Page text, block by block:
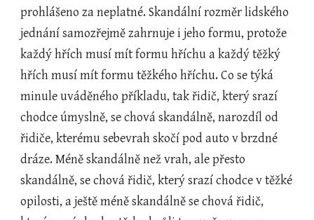
prohlášeno za neplatné. Skandální rozměr lidského
jednání samozřejmě zahrnuje i jeho formu, protože
každý hřích musí mít formu hříchu a každý těžký
hřích musí mít formu těžkého hříchu. Co se týká
minule uváděného příkladu, tak řidič, který srazí
chodce úmyslně, se chová skandálně, narozdíl od
řidiče, kterému sebevrah skočí pod auto v brzdné
dráze. Méně skandálně než vrah, ale přesto
skandálně, se chová řidič, který srazí chodce v těžké
opilosti, a ještě méně skandálně se chová řidič,